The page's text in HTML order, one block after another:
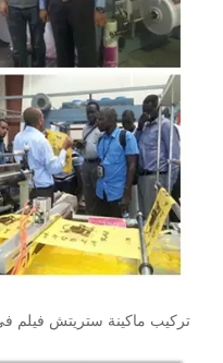
تركيب ماكينة ستريتش فيلم